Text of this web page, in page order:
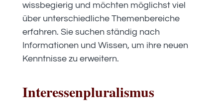
wissbegierig und möchten möglichst viel
über unterschiedliche Themenbereiche
erfahren. Sie suchen ständig nach
Informationen und Wissen, um ihre neuen
Kenntnisse zu erweitern.
Interessenpluralismus